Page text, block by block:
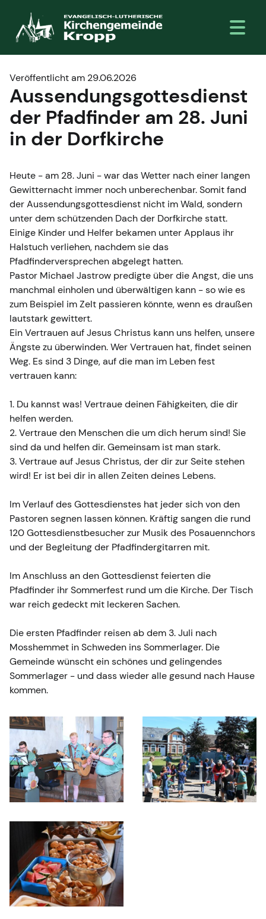
Veröffentlicht am 29.06.2026
Aussendungsgottesdienst
der Pfadfinder am 28. Juni
in der Dorfkirche
Heute - am 28. Juni - war das Wetter nach einer langen
Gewitternacht immer noch unberechenbar. Somit fand
der Aussendungsgottesdienst nicht im Wald, sondern
unter dem schützenden Dach der Dorfkirche statt.
Einige Kinder und Helfer bekamen unter Applaus ihr
Halstuch verliehen, nachdem sie das
Pfadfinderversprechen abgelegt hatten.
Pastor Michael Jastrow predigte über die Angst, die uns
manchmal einholen und überwältigen kann - so wie es
zum Beispiel im Zelt passieren könnte, wenn es draußen
lautstark gewittert.
Ein Vertrauen auf Jesus Christus kann uns helfen, unsere
Ängste zu überwinden. Wer Vertrauen hat, findet seinen
Weg. Es sind 3 Dinge, auf die man im Leben fest
vertrauen kann:
1. Du kannst was! Vertraue deinen Fähigkeiten, die dir
helfen werden.
2. Vertraue den Menschen die um dich herum sind! Sie
sind da und helfen dir. Gemeinsam ist man stark.
3. Vertraue auf Jesus Christus, der dir zur Seite stehen
wird! Er ist bei dir in allen Zeiten deines Lebens.
Im Verlauf des Gottesdienstes hat jeder sich von den
Pastoren segnen lassen können. Kräftig sangen die rund
120 Gottesdienstbesucher zur Musik des Posauennchors
und der Begleitung der Pfadfindergitarren mit.
Im Anschluss an den Gottesdienst feierten die
Pfadfinder ihr Sommerfest rund um die Kirche. Der Tisch
war reich gedeckt mit leckeren Sachen.
Die ersten Pfadfinder reisen ab dem 3. Juli nach
Mosshemmet in Schweden ins Sommerlager. Die
Gemeinde wünscht ein schönes und gelingendes
Sommerlager - und dass wieder alle gesund nach Hause
kommen.